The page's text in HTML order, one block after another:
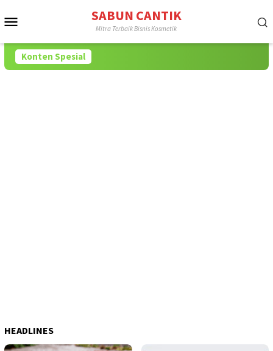
ke
SABUN CANTIK
Mitra Terbaik Bisnis Kosmetik
Konten Spesial
HEADLINES